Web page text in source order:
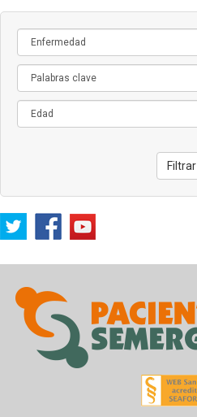
Filtrar